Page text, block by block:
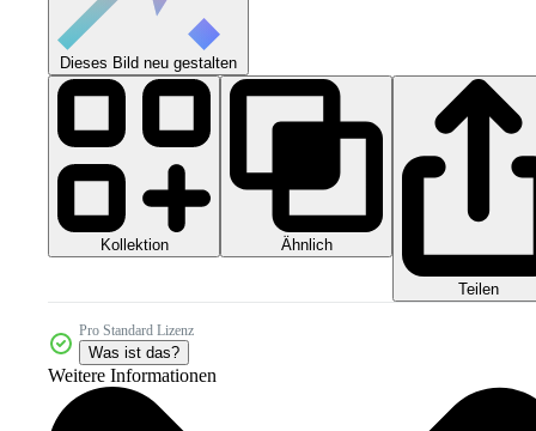
Dieses Bild neu gestalten
Kollektion Ähnlich
Teilen
Pro Standard Lizenz
Was ist das?
Weitere Informationen